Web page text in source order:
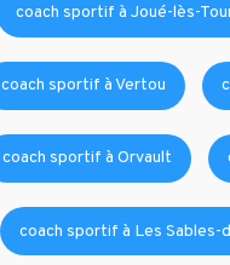
coach sportif à Joué-lès-
coach sportif à Vertou
coach sportif à Orvault
coach sportif à Les Sables-